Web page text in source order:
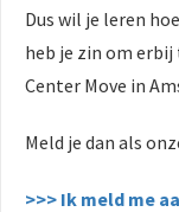
Dus wil je leren
heb je zin om erbij
Center Move in
Meld je dan als
>>> Ik meld me